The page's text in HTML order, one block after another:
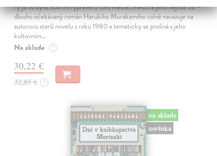
Ty jsi to byla, kdo mi vyprávěl o tom městě. Město a jeho nejisté zdi –
dlouho očekávaný román Harukiho Murakamiho volně navazuje na
autorovu starší novelu z roku 1980 a tematicky se prolíná s jeho
kultovním…
Na sklade ?
30,22 €
32,85 € ?
na sklade
novinka